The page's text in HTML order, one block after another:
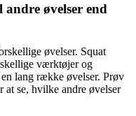
øvelser end
øvelser. Squat
værktøjer og
lang række øvelser. Prøv
at se, hvilke andre øvelser